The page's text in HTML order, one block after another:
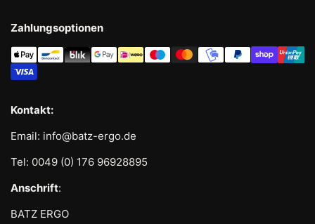
Zahlungsoptionen
Kontakt:
Email: info@batz-ergo.de
Tel: 0049 (0) 176 96928895
Anschrift:
BATZ ERGO